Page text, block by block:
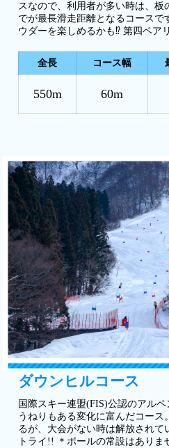
スなので、利用者が多い時は、板
でが最長滑走距離となるコース
ウダーを楽しめるかも⁉ 第四ペア
全長 コース幅
550m 60m
ダウンヒルコース
国際スキー連盟(FIS)公認のアル
うねりもある変化に富んだコース
るが、大会がない時は解放され
トライ!! ＊ポールの常設はありま